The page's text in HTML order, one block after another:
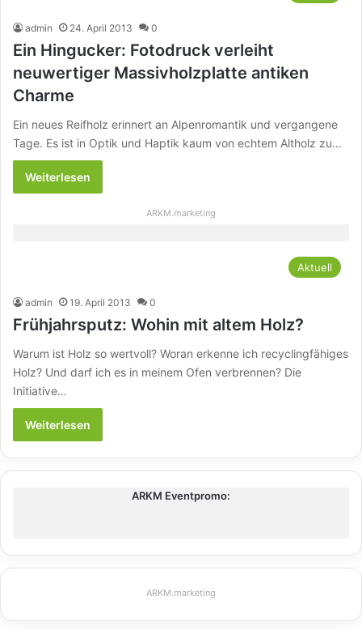
admin 24. April 2013 0
Ein Hingucker: Fotodruck verleiht
neuwertiger Massivholzplatte antiken
Charme
Ein neues Reifholz erinnert an Alpenromantik und vergangene
Tage. Es ist in Optik und Haptik kaum von echtem Altholz zu…
Weiterlesen
ARKM.marketing
Aktuell
admin 19. April 2013 0
Frühjahrsputz: Wohin mit altem Holz?
Warum ist Holz so wertvoll? Woran erkenne ich recyclingfähiges
Holz? Und darf ich es in meinem Ofen verbrennen? Die
Initiative…
Weiterlesen
ARKM Eventpromo:
ARKM.marketing